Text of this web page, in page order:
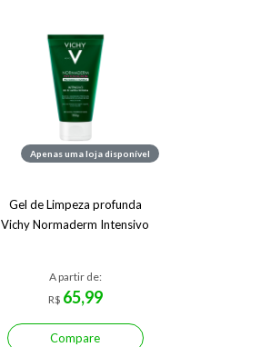
Apenas uma loja disponível
Gel de Limpeza profunda
Vichy Normaderm Intensivo
A partir de:
R$ 65,99
Compare